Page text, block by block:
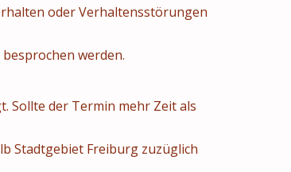
oder Verhaltensstörungen
werden.
Sollte der Termin mehr Zeit als
Stadtgebiet Freiburg zuzüglich